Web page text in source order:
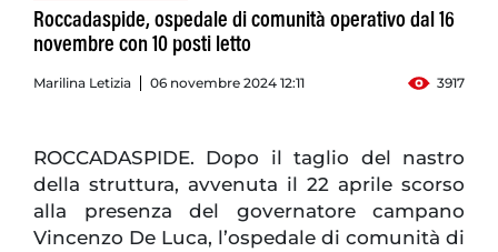
Roccadaspide, ospedale di comunità operativo dal 16
novembre con 10 posti letto
Marilina Letizia 06 novembre 2024 12:11 3917
ROCCADASPIDE. Dopo il taglio del nastro
della struttura, avvenuta il 22 aprile scorso
alla presenza del governatore campano
Vincenzo De Luca, l’ospedale di comunità di